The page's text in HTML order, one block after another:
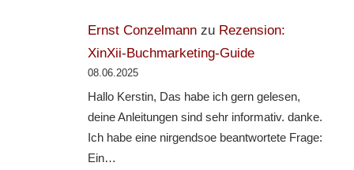
Ernst Conzelmannzu Rezension:
XinXii-Buchmarketing-Guide
08.06.2025
Hallo Kerstin, Das habe ich gern gelesen,
deine Anleitungen sind sehr informativ. danke.
Ich habe eine nirgendsoe beantwortete Frage:
Ein…